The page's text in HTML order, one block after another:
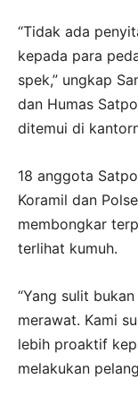
“Tidak ada
kepada para
spek,” ungkap
dan Humas
ditemui di
18 anggota
Koramil dan
membongkar
terlihat kumuh.
“Yang sulit
merawat. Kami
lebih proaktif
melakukan